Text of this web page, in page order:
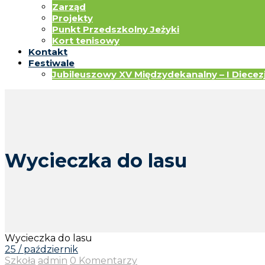
Zarząd
Projekty
Punkt Przedszkolny Jeżyki
Kort tenisowy
Kontakt
Festiwale
Jubileuszowy XV Międzydekanalny – I
Wycieczka do lasu
Wycieczka do lasu
25 / październik
Szkoła admin 0 Komentarzy